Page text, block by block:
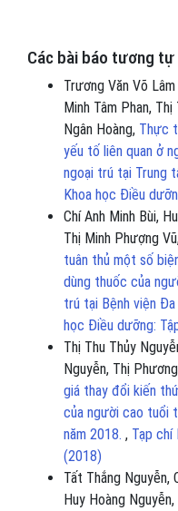
Các bài báo tương tự
Trương Văn Võ
Minh Tâm Phan,
Ngân Hoàng, Thực
yếu tố liên quan ở
ngoại trú tại Trung
Khoa học Điều
Chí Anh Minh Bùi,
Thị Minh Phượng
tuân thủ một số
dùng thuốc của
trú tại Bệnh viện
học Điều dưỡng:
Thị Thu Thủy
Nguyễn, Thị
giá thay đổi kiến
của người cao tuổi
năm 2018. , Tạp chí
(2018)
Tất Thắng Nguyễn,
Huy Hoàng